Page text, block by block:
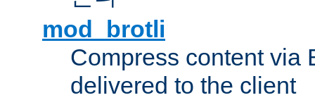
mod_brotli
Compress content via
delivered to the client